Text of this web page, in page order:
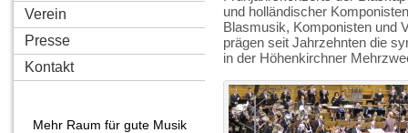
Verein
Presse
Kontakt
Mehr Raum für gute Musik
und holländischer
Blasmusik, Komponisten und
prägen seit Jahrzehnten die
in der Höhenkirchner